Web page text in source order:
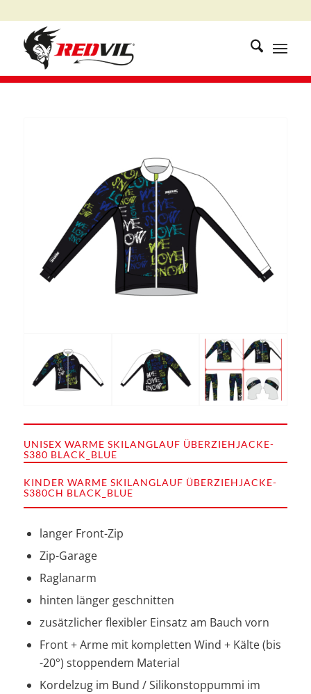
UNISEX WARME SKILANGLAUF ÜBERZIEHJACKE-
S380 BLACK_BLUE
KINDER WARME SKILANGLAUF ÜBERZIEHJACKE-
S380CH BLACK_BLUE
langer Front-Zip
Zip-Garage
Raglanarm
hinten länger geschnitten
zusätzlicher flexibler Einsatz am Bauch vorn
Front + Arme mit kompletten Wind + Kälte (bis
-20°) stoppendem Material
Kordelzug im Bund / Silikonstoppummi im